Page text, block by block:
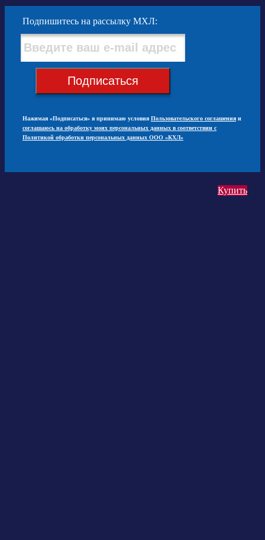
Купить
Подпишитесь на рассылку МХЛ:
Подписаться
Нажимая «Подписаться» я принимаю условия Пользовательского соглашения и
соглашаюсь на обработку моих персональных данных в соответствии с
Политикой обработки персональных данных ООО «КХЛ»